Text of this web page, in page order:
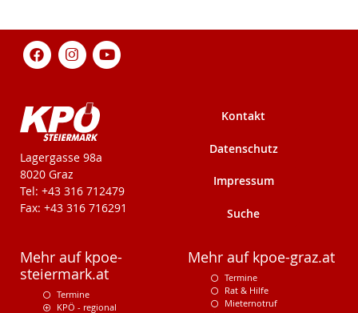
KPÖ-Steiermark
Lagergasse 98a
8020 Graz
Tel: +43 316 712479
Fax: +43 316 716291
Kontakt
Datenschutz
Impressum
Suche
Mehr auf kpoe-
steiermark.at
Termine
KPÖ - regional
Mehr auf kpoe-graz.at
Termine
Rat & Hilfe
Mieternotruf